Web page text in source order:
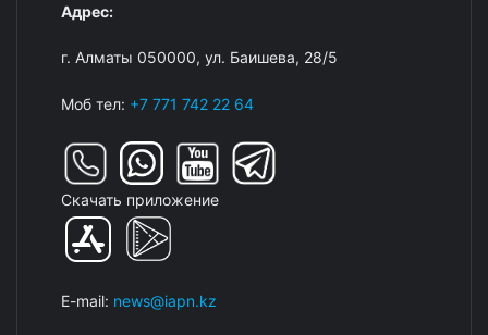
Адрес:
г. Алматы 050000, ул. Баишева, 28/5
Моб тел: +7 771 742 22 64
Скачать приложение
E-mail: news@iapn.kz